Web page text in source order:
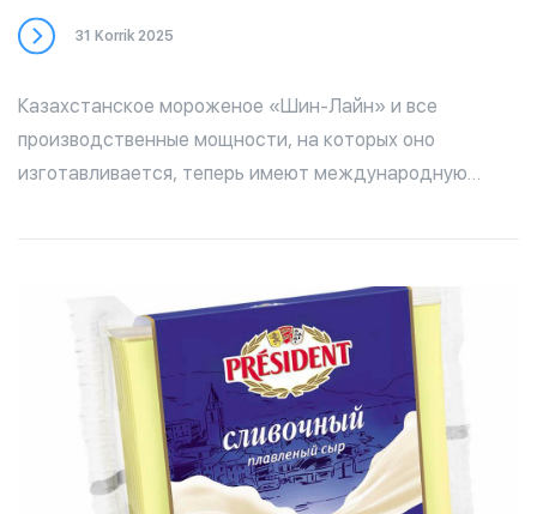
31 Korrik 2025
Казахстанское мороженое «Шин-Лайн» и все
производственные мощности, на которых оно
изготавливается, теперь имеют международную
производственны площадок «Шин-Лайн» согласно
международному стандарту GSO 2055.1:2015. В
компании считают, что этот сертификат имеет очень
большое значение как с точки зрения продаж
продукта на внутреннем рынке, так и для экспорта
казахстанского мороженого на рынки стран Азии и
Ближнего Востока, да и не только. Довольно